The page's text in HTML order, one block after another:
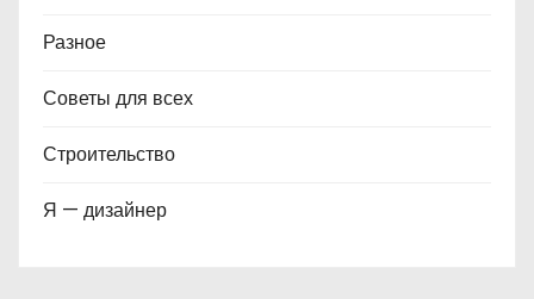
Разное
Советы для всех
Строительство
Я — дизайнер